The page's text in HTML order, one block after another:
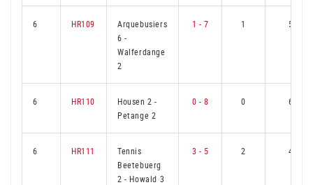
6 HR109
Arquebusiers
6-
Walferdange
2
1 - 7 1 5
6 HR110 Housen 2-
Petange 2
0 - 8 0 6
6 HR111
Tennis
Beetebuerg
2- Howald 3
3 - 5 2 4